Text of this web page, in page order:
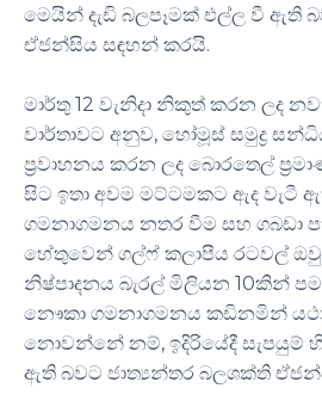
මෙයින් දැඩි බලපෑමක් එල්ල වී ඇති
ඒජන්සිය සඳහන් කරයි.
මාර්තු 12 වැනිදා නිකුත් කරන ලද
වාර්තාවට අනුව, හෝමූස් සමුද්‍ර
ප්‍රවාහනය කරන ලද බොරතෙල්
සිට ඉතා අවම මට්ටමකට ඇද වැටී
ගමනාගමනය නතර වීම සහ ගබඩා
හේතුවෙන් ගල්ෆ් කලාපීය රටවල්
නිෂ්පාදනය බැරල් මිලියන 10කින්
නෞකා ගමනාගමනය කඩිනමින්
නොවන්නේ නම්, ඉදිරියේදී සැපයුම්
ඇති බවට ජාත්‍යන්තර බලශක්ති